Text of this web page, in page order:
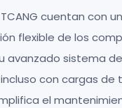
cuentan con
flexible de los
avanzado sistema
con cargas de
el